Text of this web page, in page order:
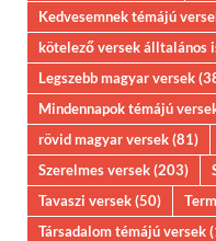
Kedvesemnek témájú
kötelező versek álltalános
Legszebb magyar versek
Mindennapok témájú
rövid magyar versek(81)
Szerelmes versek(203)
Tavaszi versek(50)
Társadalom témájú versek